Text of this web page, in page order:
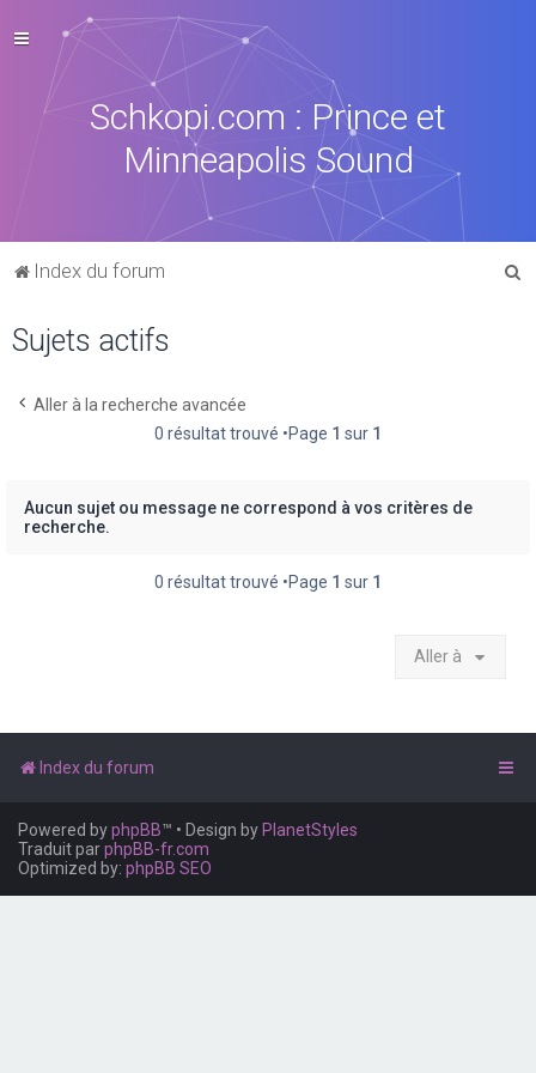
Schkopi.com : Prince et
Minneapolis Sound
Index du forum
Sujets actifs
Aller à la recherche avancée
0 résultat trouvé •Page 1 sur 1
Aucun sujet ou message ne correspond à vos critères de
recherche.
0 résultat trouvé •Page 1 sur 1
Aller à
Index du forum
Powered byphpBB™ • Design by PlanetStyles
Traduit parphpBB-fr.com
Optimized by: phpBB SEO